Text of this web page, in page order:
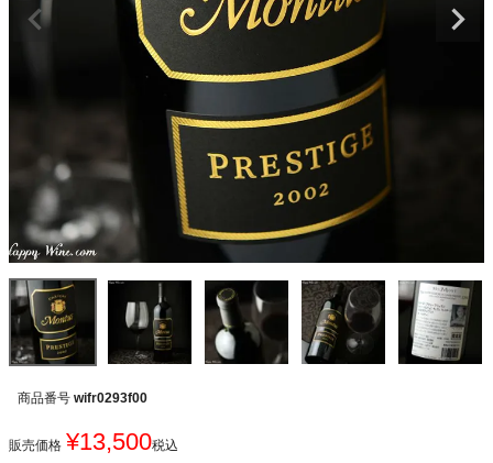
商品番号 wifr0293f00
販売価格 ¥13,500税込